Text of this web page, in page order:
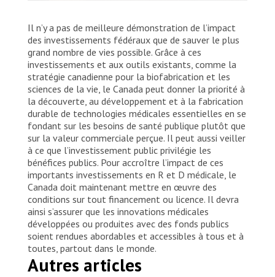
l’hépatite E à l’aéroport international de Juba. Les
vaccins sont envoyés dans le comté de Fangak, dans
l’état de Jonglei. Soudan du Sud, 2023. © Nasir
Ghafoor/MSF
Il n’y a pas de meilleure démonstration de l’impact
des investissements fédéraux que de sauver le plus
grand nombre de vies possible. Grâce à ces
investissements et aux outils existants, comme la
stratégie canadienne pour la biofabrication et les
sciences de la vie, le Canada peut donner la priorité à
la découverte, au développement et à la fabrication
durable de technologies médicales essentielles en se
fondant sur les besoins de santé publique plutôt que
sur la valeur commerciale perçue. Il peut aussi veiller
à ce que l’investissement public privilégie les
bénéfices publics. Pour accroître l’impact de ces
importants investissements en R et D médicale, le
Canada doit maintenant mettre en œuvre des
conditions sur tout financement ou licence. Il devra
ainsi s’assurer que les innovations médicales
développées ou produites avec des fonds publics
soient rendues abordables et accessibles à tous et à
toutes, partout dans le monde.
Autres articles